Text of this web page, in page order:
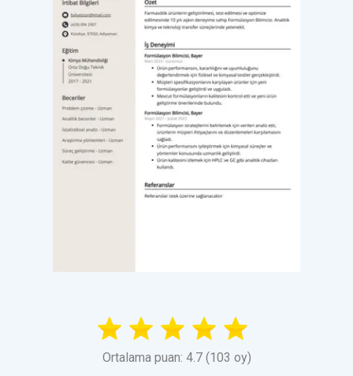
Ortalama puan: 4.7 (103 oy)